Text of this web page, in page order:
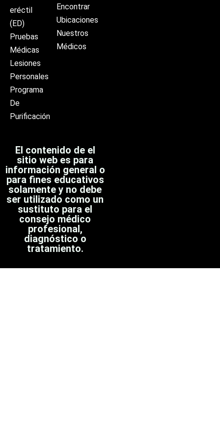
eréctil
(ED)
Pruebas
Médicas
Lesiones
Personales
Programa
De
Purificación
Encontrar
Ubicaciones
Nuestros
Médicos
El contenido de el
sitio web es para
información general o
para fines educativos
solamente y no debe
ser utilizado como un
sustituto para el
consejo médico
profesional,
diagnóstico o
tratamiento.